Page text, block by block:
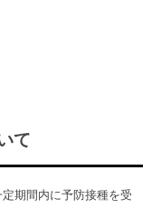
て
期間内に予防接種を受